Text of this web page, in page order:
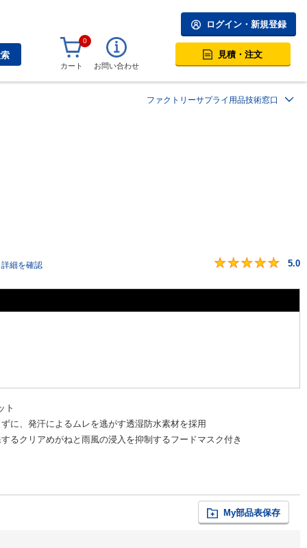
ログイン・新規登録
0
カート お問い合わせ
見積・注文
ファクトリーサプライ用品技術窓口
詳細を確認 5.0
ト
に、発汗によるムレを逃がす透湿防水素材を採用
るクリアめがねと雨風の浸入を抑制するフードマスク付き
My部品表保存